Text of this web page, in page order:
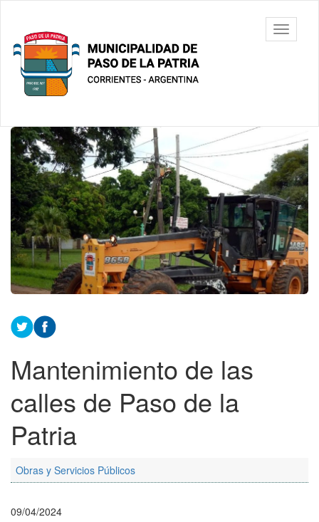
contenido
principal
Municipalidad
de Paso De
La Patria
barra
Contenido
principal
Mantenimiento de las
calles de Paso de la
Patria
Obras y Servicios Públicos
09/04/2024